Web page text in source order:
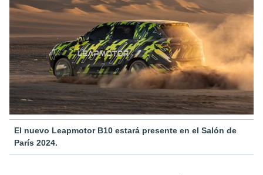
El nuevo Leapmotor B10 estará presente en el Salón de
París 2024.